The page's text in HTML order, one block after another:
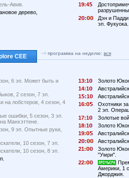
Авив.
дерево,
19:4
2
:
Дэн и
эп. Фукуока.
CEE программа на неделю: вся
6 эп. Может быть и
2 сезон, 7 эп.
на лобстеров, 4 сезон, 4
ошибки, 5 сезон, 3 эп.
Манхэттене.
9 эп. Опытные руки,
10 сезон, 7 эп.
10 сезон, 8 эп.
13:1
Золото
14:1
1
:1
16:
Охотники
2 эп.
17:1
Золотые
18:1
Золото
19:
2
:
21:
Золото
"Умри".
22:
Америки, 1
Джорджия.